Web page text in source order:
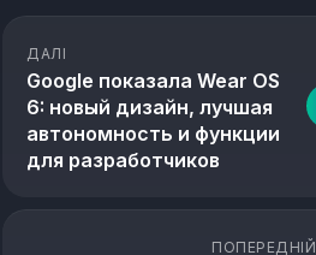
ДАЛІ
Google показала Wear OS
6: новый дизайн, лучшая
автономность и функции
для разработчиков
ПОПЕРЕДНІЙ